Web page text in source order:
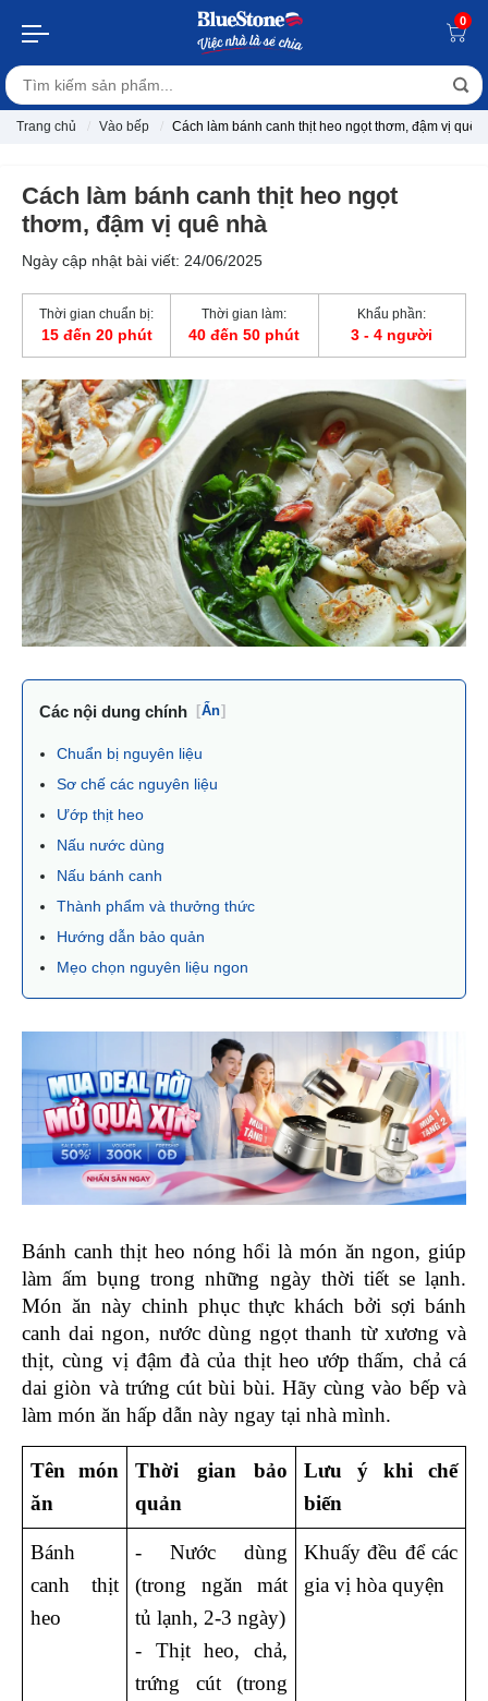
0
Trang chủ Vào bếp Cách làm bánh canh thịt heo ngọt thơm, đậm vị quê
Cách làm bánh canh thịt heo ngọt
thơm, đậm vị quê nhà
Ngày cập nhật bài viết: 24/06/2025
Thời gian chuẩn bị:
15 đến 20 phút
Thời gian làm:
40 đến 50 phút
Khẩu phần:
3 - 4 người
Các nội dung chính [Ẩn]
Chuẩn bị nguyên liệu
Sơ chế các nguyên liệu
Ướp thịt heo
Nấu nước dùng
Nấu bánh canh
Thành phẩm và thưởng thức
Hướng dẫn bảo quản
Mẹo chọn nguyên liệu ngon
Bánh canh thịt heo nóng hổi là món ăn ngon, giúp
làm ấm bụng trong những ngày thời tiết se lạnh.
Món ăn này chinh phục thực khách bởi sợi bánh
canh dai ngon, nước dùng ngọt thanh từ xương và
thịt, cùng vị đậm đà của thịt heo ướp thấm, chả cá
dai giòn và trứng cút bùi bùi. Hãy cùng vào bếp và
làm món ăn hấp dẫn này ngay tại nhà mình.
Tên món
ăn
Thời gian bảo
quản
Lưu ý khi chế
biến
Bánh
canh thịt
heo
- Nước dùng
(trong ngăn mát
tủ lạnh, 2-3 ngày)
- Thịt heo, chả,
trứng cút (trong
Khuấy đều để các
gia vị hòa quyện